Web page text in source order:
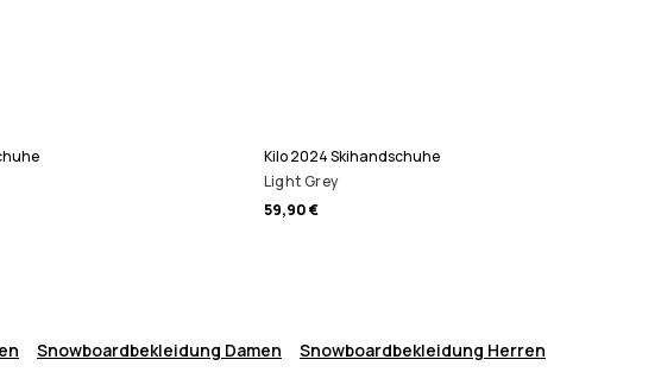
Kilo 2024 Skihandschuhe
Light Grey
59,90 €
Snowboardbekleidung Damen
Snowboardbekleidung Herren